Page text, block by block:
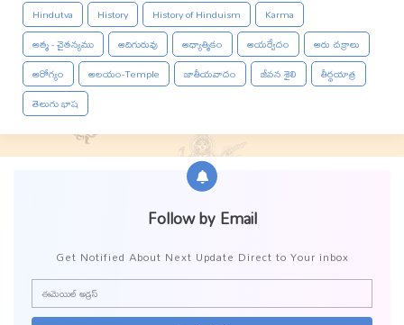
Hindutva
History History of Hinduism
Karma
ఆత్మ - చైతన్యము
ఆదిగురువు ఆధ్యాత్మికం ఆయర్వేదం
ఆరు చక్రాలు
ఆరోగ్యం
ఆలయం-Temple జాతీయవాదం జీవన శైలి
తీర్థయాత్ర
తెలుగు భాష
Follow by Email
Get Notified About Next Update Direct to Your inbox